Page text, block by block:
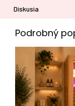
Diskusia
Podrobný